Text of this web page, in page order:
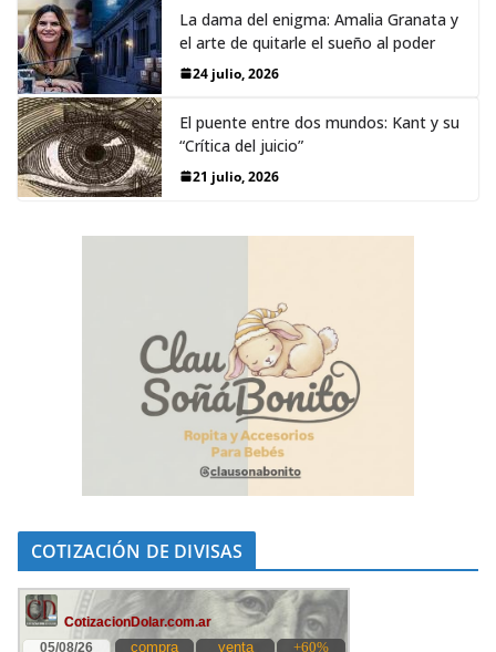
La dama del enigma: Amalia Granata y
el arte de quitarle el sueño al poder
24 julio, 2026
El puente entre dos mundos: Kant y su
“Crítica del juicio”
21 julio, 2026
COTIZACIÓN DE DIVISAS